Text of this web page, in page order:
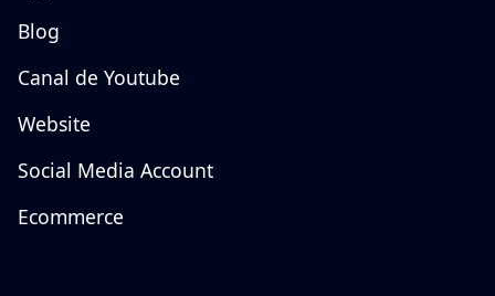
Blog
Canal de Youtube
Website
Social Media Account
Ecommerce